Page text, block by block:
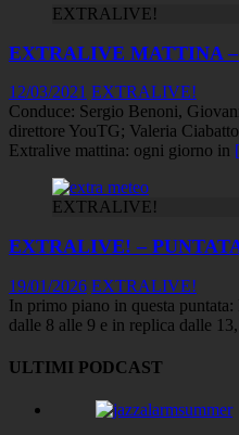
EXTRALIVE!
EXTRALIVE MATTINA –
12/03/2021 EXTRALIVE!
Conduce: Sergio Benoni,
direttore YouTG; Valeria
Extralive mattina: ogni giorno in
EXTRALIVE!
EXTRALIVE! –
19/01/2026 EXTRALIVE!
In primo piano in questa
dalle 8 alle 9 e in replica dalle 13,
ULTIMI PODCAST